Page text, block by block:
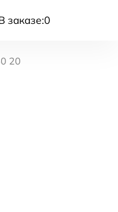
заказе:0
20